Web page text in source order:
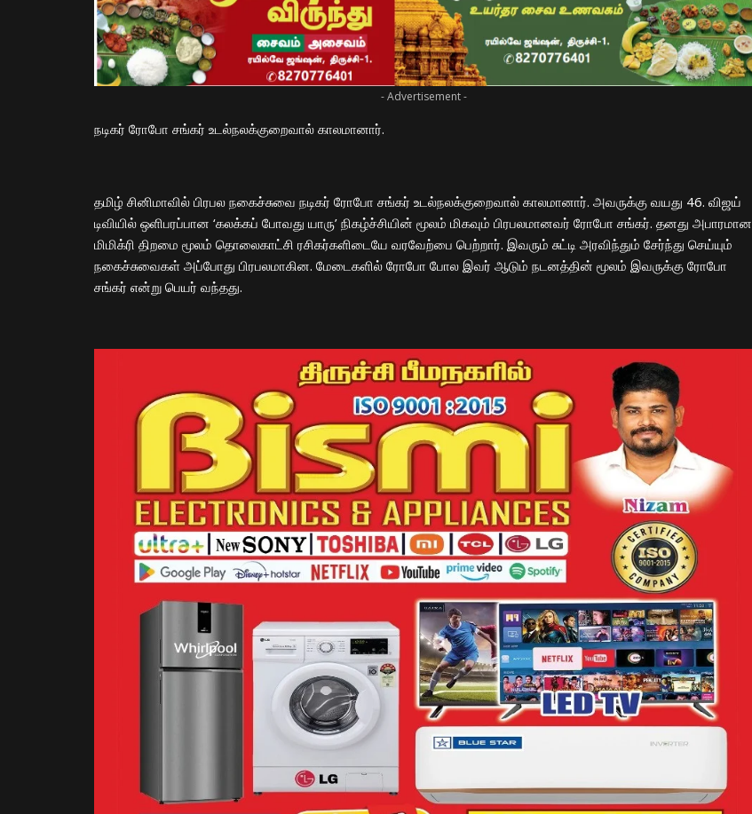
- Advertisement -
நடிகர் ரோபோ சங்கர் உடல்நலக்குறைவால் காலமானார்.
தமிழ் சினிமாவில் பிரபல நகைச்சுவை நடிகர் ரோபோ சங்கர் உடல்நலக்குறைவால் காலமானார். அவருக்கு வயது 46. விஜய்
டிவியில் ஒளிபரப்பான ‘கலக்கப் போவது யாரு’ நிகழ்ச்சியின் மூலம் மிகவும் பிரபலமானவர் ரோபோ சங்கர். தனது அபாரமான
மிமிக்ரி திறமை மூலம் தொலைகாட்சி ரசிகர்களிடையே வரவேற்பை பெற்றார். இவரும் சுட்டி அரவிந்தும் சேர்ந்து செய்யும்
நகைச்சுவைகள் அப்போது பிரபலமாகின. மேடைகளில் ரோபோ போல இவர் ஆடும் நடனத்தின் மூலம் இவருக்கு ரோபோ
சங்கர் என்று பெயர் வந்தது.